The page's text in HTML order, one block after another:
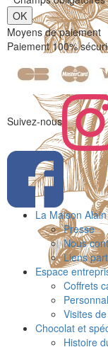
Moyens de paiement
Paiement 100%
Suivez-nous
La Maison
Presse
Nous
Liens
Espace
Coffrets
Visites
Chocolat et
Histoire